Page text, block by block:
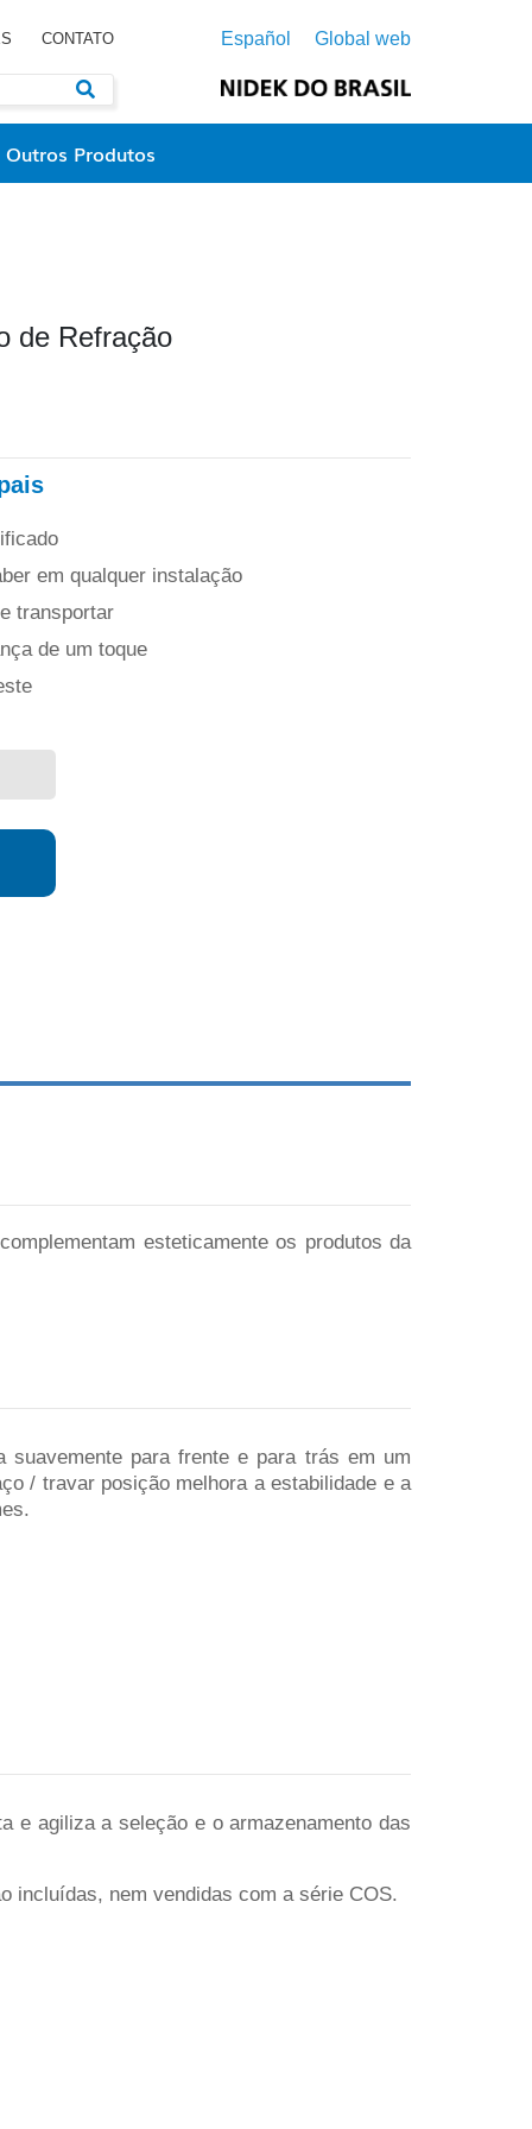
CONTATO Español Global web
Outros Produtos
de Refração
em qualquer instalação
transportar
de um toque
esteticamente os produtos da
suavemente para frente e para trás em um
/ travar posição melhora a estabilidade e a
e agiliza a seleção e o armazenamento das
incluídas, nem vendidas com a série COS.